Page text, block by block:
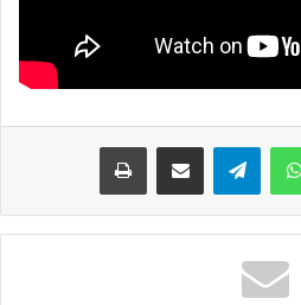
واتساب تيلقرام مشاركة عبر البريد